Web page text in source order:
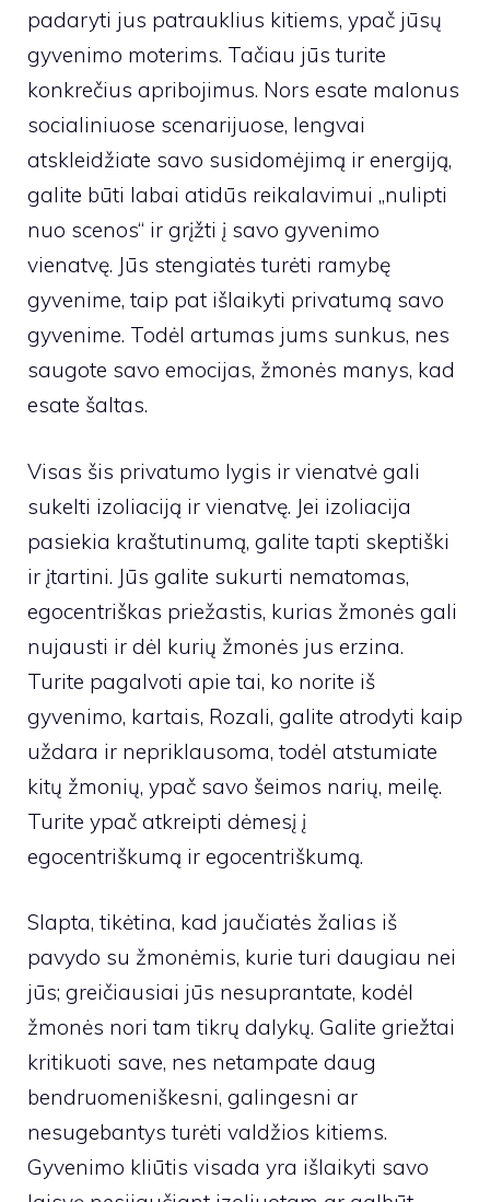
padaryti jus patrauklius kitiems, ypač jūsų
gyvenimo moterims. Tačiau jūs turite
konkrečius apribojimus. Nors esate malonus
socialiniuose scenarijuose, lengvai
atskleidžiate savo susidomėjimą ir energiją,
galite būti labai atidūs reikalavimui „nulipti
nuo scenos“ ir grįžti į savo gyvenimo
vienatvę. Jūs stengiatės turėti ramybę
gyvenime, taip pat išlaikyti privatumą savo
gyvenime. Todėl artumas jums sunkus, nes
saugote savo emocijas, žmonės manys, kad
esate šaltas.
Visas šis privatumo lygis ir vienatvė gali
sukelti izoliaciją ir vienatvę. Jei izoliacija
pasiekia kraštutinumą, galite tapti skeptiški
ir įtartini. Jūs galite sukurti nematomas,
egocentriškas priežastis, kurias žmonės gali
nujausti ir dėl kurių žmonės jus erzina.
Turite pagalvoti apie tai, ko norite iš
gyvenimo, kartais, Rozali, galite atrodyti kaip
uždara ir nepriklausoma, todėl atstumiate
kitų žmonių, ypač savo šeimos narių, meilę.
Turite ypač atkreipti dėmesį į
egocentriškumą ir egocentriškumą.
Slapta, tikėtina, kad jaučiatės žalias iš
pavydo su žmonėmis, kurie turi daugiau nei
jūs; greičiausiai jūs nesuprantate, kodėl
žmonės nori tam tikrų dalykų. Galite griežtai
kritikuoti save, nes netampate daug
bendruomeniškesni, galingesni ar
nesugebantys turėti valdžios kitiems.
Gyvenimo kliūtis visada yra išlaikyti savo